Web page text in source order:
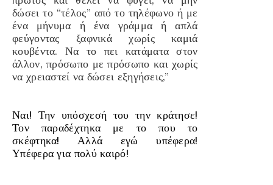
δώσει το “τέλος” από το τηλέφωνο ή με
ένα μήνυμα ή ένα γράμμα ή απλά
φεύγοντας ξαφνικά χωρίς καμιά
κουβέντα. Να το πει κατάματα στον
άλλον, πρόσωπο με πρόσωπο και χωρίς
να χρειαστεί να δώσει εξηγήσεις,”
Ναι! Την υπόσχεσή του την κράτησε!
Τον παραδέχτηκα με το που το
σκέφτηκα! Αλλά εγώ υπέφερα!
Υπέφερα για πολύ καιρό!